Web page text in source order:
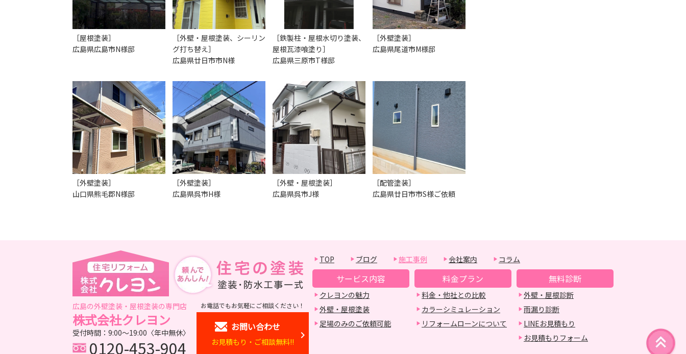
［屋根塗装］
広島県広島市N様邸
［外壁・屋根塗装、シーリン
グ打ち替え］
広島県廿日市市N様
［鉄製柱・屋根水切り塗装、
屋根瓦漆喰塗り］
広島県三原市T様邸
［外壁塗装］
広島県尾道市M様邸
［外壁塗装］
山口県熊毛郡N様邸
［外壁塗装］
広島県呉市H様
［外壁・屋根塗装］
広島県呉市J様
［配管塗装］
広島県廿日市市S様ご依頼
広島の外壁塗装・屋根塗装の専門店
株式会社クレヨン
受付時間：9:00～19:00〈年中無休〉
0120-453-904
お電話でもお気軽にご相談ください！
お問い合わせ
お見積もり・ご相談無料!!
TOP ブログ 施工事例 会社案内 コラム
サービス内容
クレヨンの魅力
外壁・屋根塗装
足場のみのご依頼可能
料金プラン
料金・他社との比較
カラーシミュレーション
リフォームローンについて
無料診断
外壁・屋根診断
雨漏り診断
LINEお見積もり
お見積もりフォーム